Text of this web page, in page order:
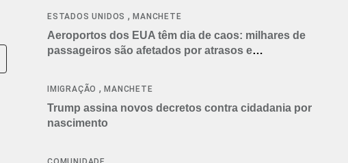
ESTADOS UNIDOS ,MANCHETE
Aeroportos dos EUA têm dia de caos: milhares de
passageiros são afetados por atrasos e
IMIGRAÇÃO ,MANCHETE
Trump assina novos decretos contra cidadania por
nascimento